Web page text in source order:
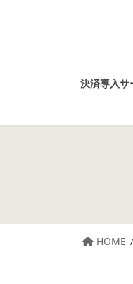
決済導入サ
HOME